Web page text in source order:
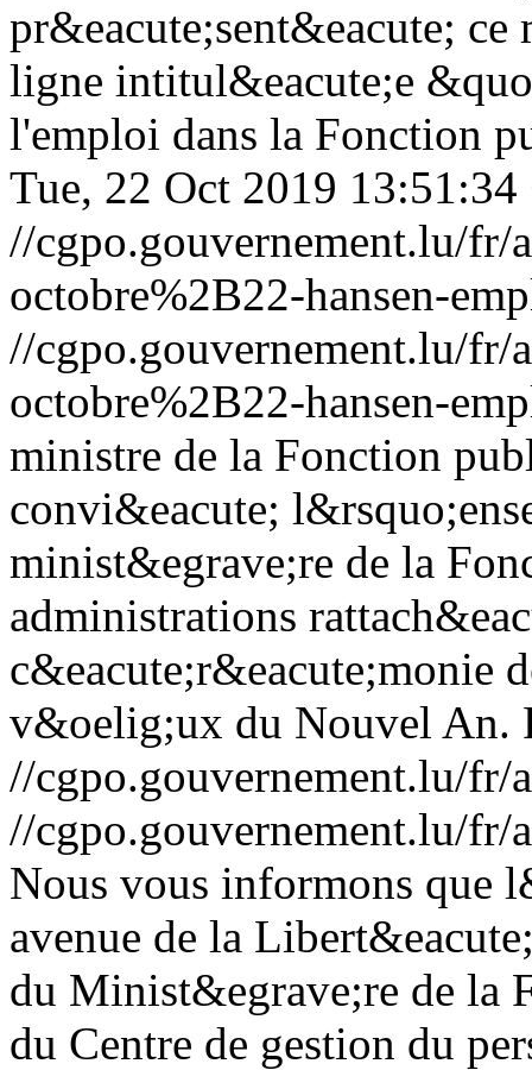
pr&eacute;sent&eacute;
ligne intitul&eacute;e
l'emploi dans la Fonction
Tue, 22 Oct 2019 13:51:34
//cgpo.gouvernement.lu/fr/
octobre%2B22-hansen-
//cgpo.gouvernement.lu/fr/
octobre%2B22-hansen-
ministre de la Fonction
convi&eacute;
minist&egrave;re de la
administrations
c&eacute;r&eacute;monie
v&oelig;ux du Nouvel An.
//cgpo.gouvernement.lu/fr/
//cgpo.gouvernement.lu/fr/
Nous vous informons que
avenue de la
du Minist&egrave;re de la
du Centre de gestion du